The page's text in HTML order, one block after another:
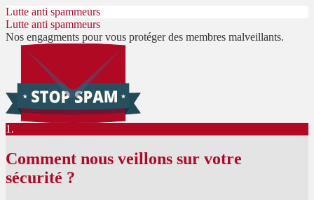
Lutte anti spammeurs
Lutte anti spammeurs
Nos engagments pour vous protéger des membres malveillants.
1.
Comment nous veillons sur votre
sécurité ?